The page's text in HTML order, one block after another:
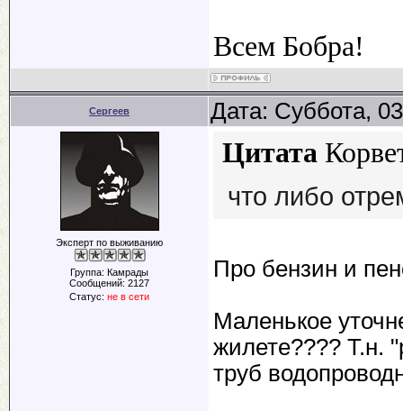
Всем Бобра!
Сергеев Дата: Суббота,
Эксперт по выживанию
Группа: Камрады
Сообщений: 2127
Статус: не в сети
Цитата
что либо
Про бензин и
Маленькое
жилете???? Т.н.
труб